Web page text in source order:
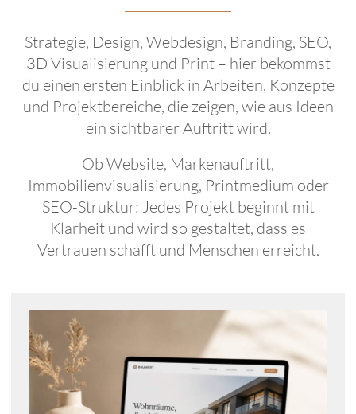
Strategie, Design, Webdesign, Branding, SEO,
3D Visualisierung und Print – hier bekommst
du einen ersten Einblick in Arbeiten, Konzepte
und Projektbereiche, die zeigen, wie aus Ideen
ein sichtbarer Auftritt wird.
Ob Website, Markenauftritt,
Immobilienvisualisierung, Printmedium oder
SEO-Struktur: Jedes Projekt beginnt mit
Klarheit und wird so gestaltet, dass es
Vertrauen schafft und Menschen erreicht.